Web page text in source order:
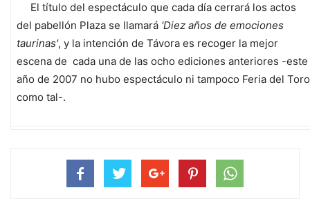
El título del espectáculo que cada día cerrará los actos
del pabellón Plaza se llamará 'Diez años de emociones
taurinas', y la intención de Távora es recoger la mejor
escena de cada una de las ocho ediciones anteriores -este
año de 2007 no hubo espectáculo ni tampoco Feria del Toro
como tal-.